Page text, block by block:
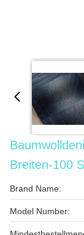
Breiten-100
Brand Name:
Model Number: